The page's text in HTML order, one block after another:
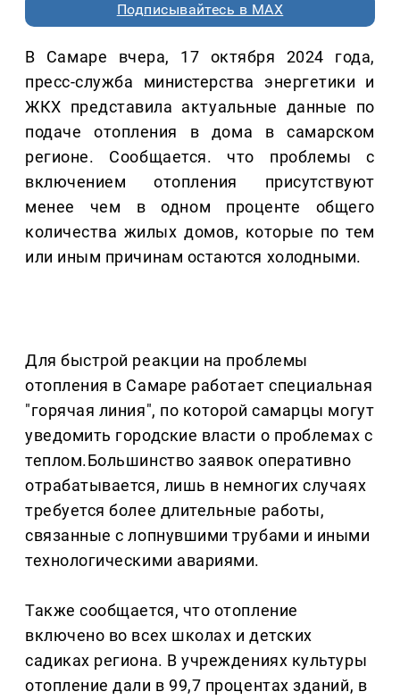
Подписывайтесь в MAX
В Самаре вчера, 17 октября 2024 года,
пресс-служба министерства энергетики и
ЖКХ представила актуальные данные по
подаче отопления в дома в самарском
регионе. Сообщается. что проблемы с
включением отопления присутствуют
менее чем в одном проценте общего
количества жилых домов, которые по тем
или иным причинам остаются холодными.
Для быстрой реакции на проблемы
отопления в Самаре работает специальная
"горячая линия", по которой самарцы могут
уведомить городские власти о проблемах с
теплом.Большинство заявок оперативно
отрабатывается, лишь в немногих случаях
требуется более длительные работы,
связанные с лопнувшими трубами и иными
технологическими авариями.
Также сообщается, что отопление
включено во всех школах и детских
садиках региона. В учреждениях культуры
отопление дали в 99,7 процентах зданий, в